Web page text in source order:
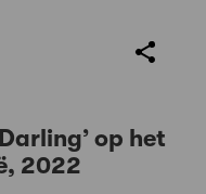
op het
2022